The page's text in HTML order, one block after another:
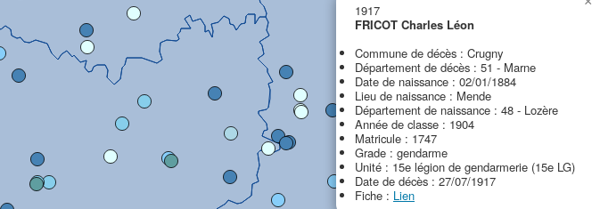
1917
FRICOT Charles Léon
Commune de décès : Crugny
Département de décès : 51 - Marne
Date de naissance : 02/01/1884
Lieu de naissance : Mende
Département de naissance : 48 - Lozère
Année de classe : 1904
Matricule : 1747
Grade : gendarme
Unité : 15e légion de gendarmerie (15e LG)
Date de décès : 27/07/1917
Fiche : Lien